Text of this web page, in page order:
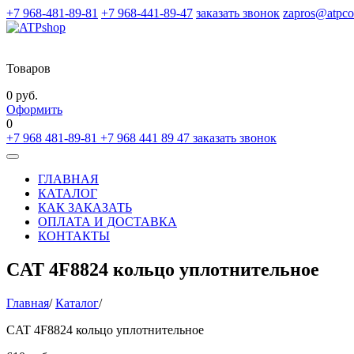
+7 968-481-89-81 +7 968-441-89-47 заказать звонок
Товаров
0 руб.
Оформить
0
+7 968 481-89-81 +7 968 441 89 47 заказать звонок
Toggle
navigationГЛАВНАЯ
КАТАЛОГ
КАК ЗАКАЗАТЬ
ОПЛАТА И ДОСТАВКА
КОНТАКТЫ
CAT 4F8824 кольцо уплотнительное
Главная/Каталог/
CAT 4F8824 кольцо уплотнительное